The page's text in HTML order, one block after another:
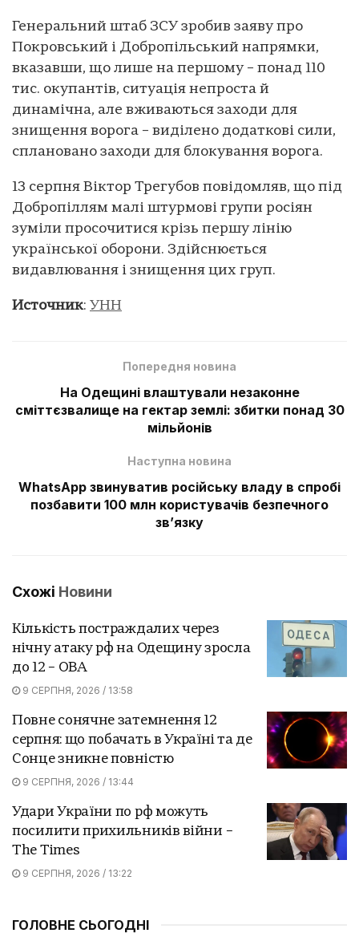
Генеральний штаб ЗСУ зробив заяву про
Покровський і Добропільський напрямки,
вказавши, що лише на першому – понад 110
тис. окупантів, ситуація непроста й
динамічна, але вживаються заходи для
знищення ворога – виділено додаткові сили,
сплановано заходи для блокування ворога.
13 серпня Віктор Трегубов повідомляв, що під
Добропіллям малі штурмові групи росіян
зуміли просочитися крізь першу лінію
української оборони. Здійснюється
видавлювання і знищення цих груп.
Источник: УНН
Попередня новина
На Одещині влаштували незаконне
сміттєзвалище на гектар землі: збитки понад 30
мільйонів
Наступна новина
WhatsApp звинуватив російську владу в спробі
позбавити 100 млн користувачів безпечного
зв’язку
Схожі Новини
Кількість постраждалих через
нічну атаку рф на Одещину зросла
до 12 – ОВА
9 СЕРПНЯ, 2026 / 13:58
Повне сонячне затемнення 12
серпня: що побачать в Україні та де
Сонце зникне повністю
9 СЕРПНЯ, 2026 / 13:44
Удари України по рф можуть
посилити прихильників війни –
The Times
9 СЕРПНЯ, 2026 / 13:22
ГОЛОВНЕ СЬОГОДНІ